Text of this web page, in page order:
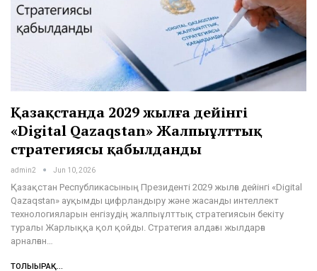
Қазақстанда 2029 жылға дейінгі
«Digital Qazaqstan» Жалпыұлттық
стратегиясы қабылданды
admin2 Jun 10, 2026
Қазақстан Республикасының Президенті 2029 жылға дейінгі «Digital
Qazaqstan» ауқымды цифрландыру және жасанды интеллект
технологияларын енгізудің жалпыұлттық стратегиясын бекіту
туралы Жарлыққа қол қойды. Стратегия алдағы жылдарға
арналған…
ТОЛЫҒЫРАҚ...